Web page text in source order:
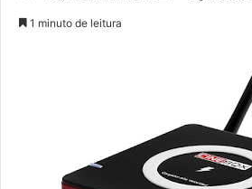
e
1 minuto de leitura